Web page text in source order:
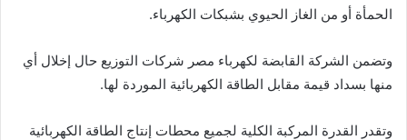
الحمأة أو من الغاز الحيوي بشبكات الكهرباء.
وتضمن الشركة القابضة لكهرباء مصر شركات التوزيع حال إخلال أي
منها بسداد قيمة مقابل الطاقة الكهربائية الموردة لها.
وتقدر القدرة المركبة الكلية لجميع محطات إنتاج الطاقة الكهربائية